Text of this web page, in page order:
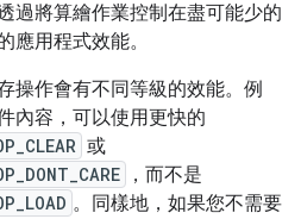
過將算繪作業控制在盡可能少的
應用程式效能。
操作會有不同等級的效能。例
內容，可以使用更快的
或
，而不是
。同樣地，如果您不需要